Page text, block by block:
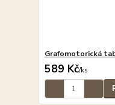
Grafomotorická
589 Kč/ks